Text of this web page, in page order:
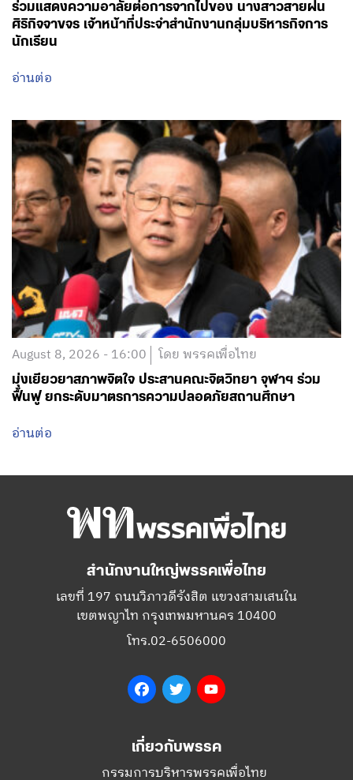
ร่วมแสดงความอาลัยต่อการจากไปของ นางสาวสายฝน
ศิริกิจจาขจร เจ้าหน้าที่ประจำสำนักงานกลุ่มบริหารกิจการ
นักเรียน
อ่านต่อ
August 8, 2026 - 16:00 โดย พรรคเพื่อไทย
มุ่งเยียวยาสภาพจิตใจ ประสานคณะจิตวิทยา จุฬาฯ ร่วม
ฟื้นฟู ยกระดับมาตรการความปลอดภัยสถานศึกษา
อ่านต่อ
สำนักงานใหญ่พรรคเพื่อไทย
เลขที่ 197 ถนนวิภาวดีรังสิต แขวงสามเสนใน
เขตพญาไท กรุงเทพมหานคร 10400
โทร.02-6506000
FacebookTwitter
เกี่ยวกับพรรค
กรรมการบริหารพรรคเพื่อไทย